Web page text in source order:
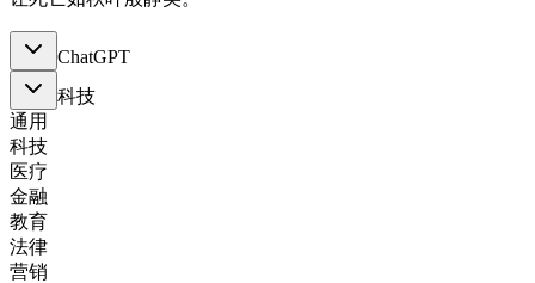
ChatGPT
科技
通用
科技
医疗
金融
教育
法律
营销